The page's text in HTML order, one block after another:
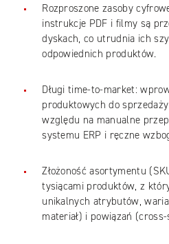
Rozproszone zasoby
instrukcje PDF i filmy są
dyskach, co utrudnia ich
odpowiednich produktów.
Długi time-to-market:
produktowych do
względu na manualne
systemu ERP i ręczne
Złożoność asortymentu
tysiącami produktów, z
unikalnych atrybutów,
materiał) i powiązań